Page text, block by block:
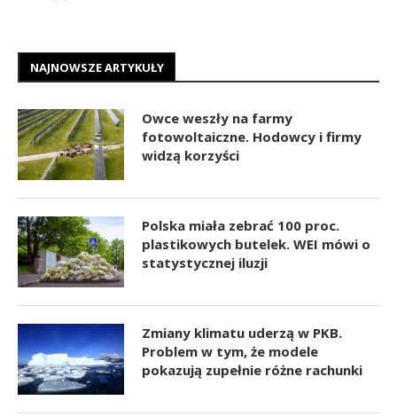
NAJNOWSZE ARTYKUŁY
Owce weszły na farmy
fotowoltaiczne. Hodowcy i firmy
widzą korzyści
Polska miała zebrać 100 proc.
plastikowych butelek. WEI mówi o
statystycznej iluzji
Zmiany klimatu uderzą w PKB.
Problem w tym, że modele
pokazują zupełnie różne rachunki